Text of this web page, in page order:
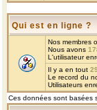
Qui est en ligne ?
Nos membres
Nous avons
L'utilisateur
Il y a en tout
Le record du
Utilisateurs
Ces données sont basées